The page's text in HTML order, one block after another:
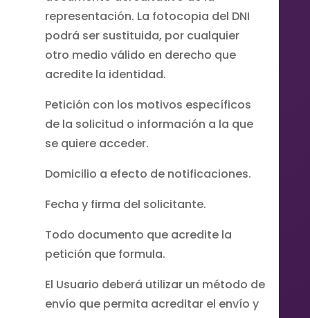
representación. La fotocopia del DNI
podrá ser sustituida, por cualquier
otro medio válido en derecho que
acredite la identidad.
Petición con los motivos específicos
de la solicitud o información a la que
se quiere acceder.
Domicilio a efecto de notificaciones.
Fecha y firma del solicitante.
Todo documento que acredite la
petición que formula.
El Usuario deberá utilizar un método de
envío que permita acreditar el envío y